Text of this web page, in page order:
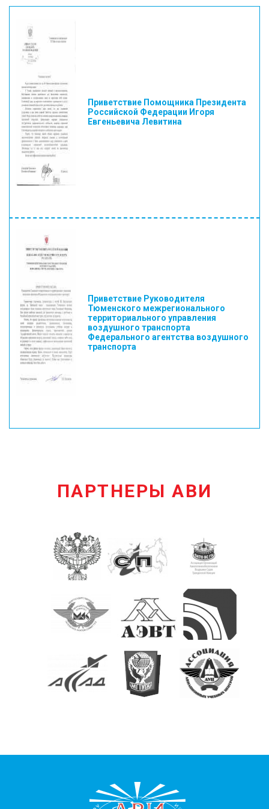
Приветствие Помощника Президента
Российской Федерации Игоря
Евгеньевича Левитина
Приветствие Руководителя
Тюменского межрегионального
территориального управления
воздушного транспорта
Федерального агентства воздушного
транспорта
ПАРТНЕРЫ АВИ